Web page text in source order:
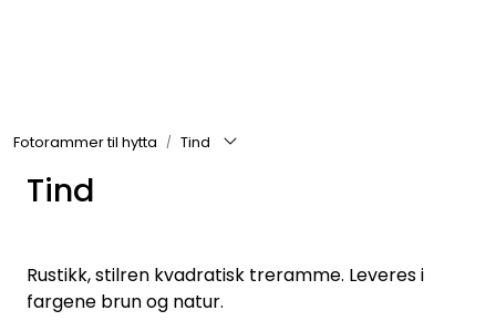
Fotorammer til hytta Tind
Tind
Rustikk, stilren kvadratisk treramme. Leveres i
fargene brun og natur.
Passepartout
Innrammede bilder